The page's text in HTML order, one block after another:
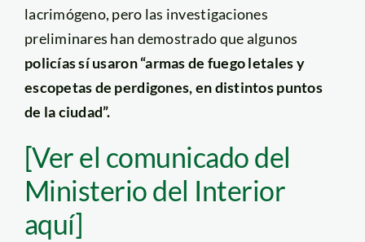
lacrimógeno, pero las investigaciones
preliminares han demostrado que algunos
policías sí usaron “armas de fuego letales y
escopetas de perdigones, en distintos puntos
de la ciudad”.
[Ver el comunicado del
Ministerio del Interior
aquí]